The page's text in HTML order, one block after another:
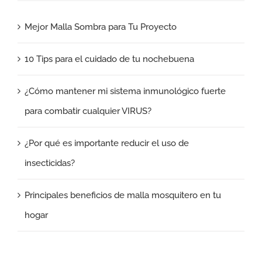
Mejor Malla Sombra para Tu Proyecto
10 Tips para el cuidado de tu nochebuena
¿Cómo mantener mi sistema inmunológico fuerte
para combatir cualquier VIRUS?
¿Por qué es importante reducir el uso de
insecticidas?
Principales beneficios de malla mosquitero en tu
hogar